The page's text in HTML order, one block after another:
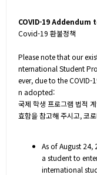
COVID-19 Addendum
Covid-19 환불정책
Please note that our
nternational Student
ever, due to the
n adopted:
국제 학생 프로그램 법적
효함을 참고해 주시고, 코
As of August
a student to
international